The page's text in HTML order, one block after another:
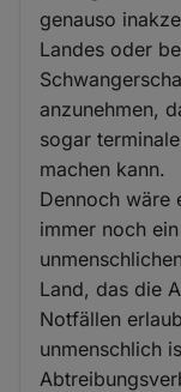
genauso
Landes oder
anzunehmen,
sogar
machen kann.
Dennoch wäre
immer noch
Land, das die
Notfällen
unmenschlich